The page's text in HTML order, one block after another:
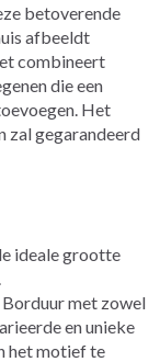
betoverende
afbeeldt
combineert
die een
Het
zal gegarandeerd
ideale grootte
Borduur met zowel
en unieke
het motief te